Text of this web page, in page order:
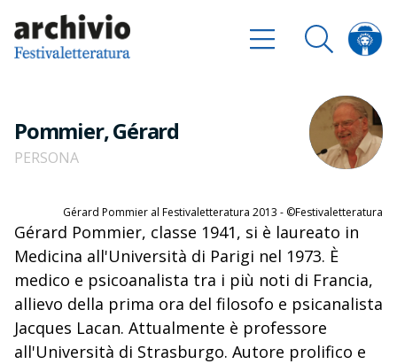
Pommier, Gérard
PERSONA
Gérard Pommier al Festivaletteratura 2013 - ©Festivaletteratura
Gérard Pommier, classe 1941, si è laureato in
Medicina all'Università di Parigi nel 1973. È
medico e psicoanalista tra i più noti di Francia,
allievo della prima ora del filosofo e psicanalista
Jacques Lacan. Attualmente è professore
all'Università di Strasburgo. Autore prolifico e